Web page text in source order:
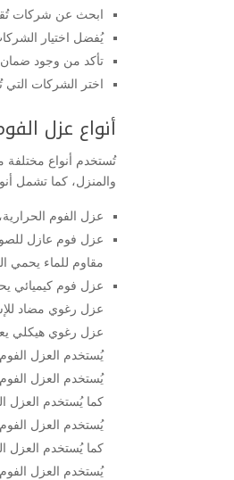
ابحث عن شركات
يُفضل اختيار
تأكد من وجود ضمان
اختر الشركات التي
أنواع عزل
تُستخدم أنواع مختلفة
والمنزل، كما تشمل
عزل الفوم
عزل فوم عازل
مقاوم للماء يحمي
عزل فوم كيميائي
عزل رغوي مضاد
عزل رغوي هيكلي
يُستخدم العزل
يُستخدم العزل
كما يُستخدم العزل
يُستخدم العزل
كما يُستخدم العزل
يُستخدم العزل